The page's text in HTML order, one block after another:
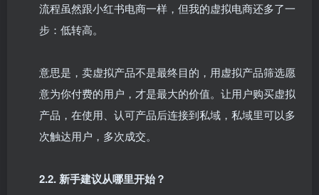
流程虽然跟小红书电商一样，但我的虚拟电商还多了一
步：低转高。​
意思是，卖虚拟产品不是最终目的，用虚拟产品筛选愿
意为你付费的用户，才是最大的价值。让用户购买虚拟
产品，在使用、认可产品后连接到私域，私域里可以多
次触达用户，多次成交。​
2.2. 新手建议从哪里开始？​